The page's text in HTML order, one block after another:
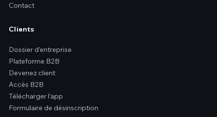
Contact
Clients
Dossier d’entreprise
Plateforme B2B
Devenez client
Accès B2B
Télécharger l’app
Formulaire de désinscription